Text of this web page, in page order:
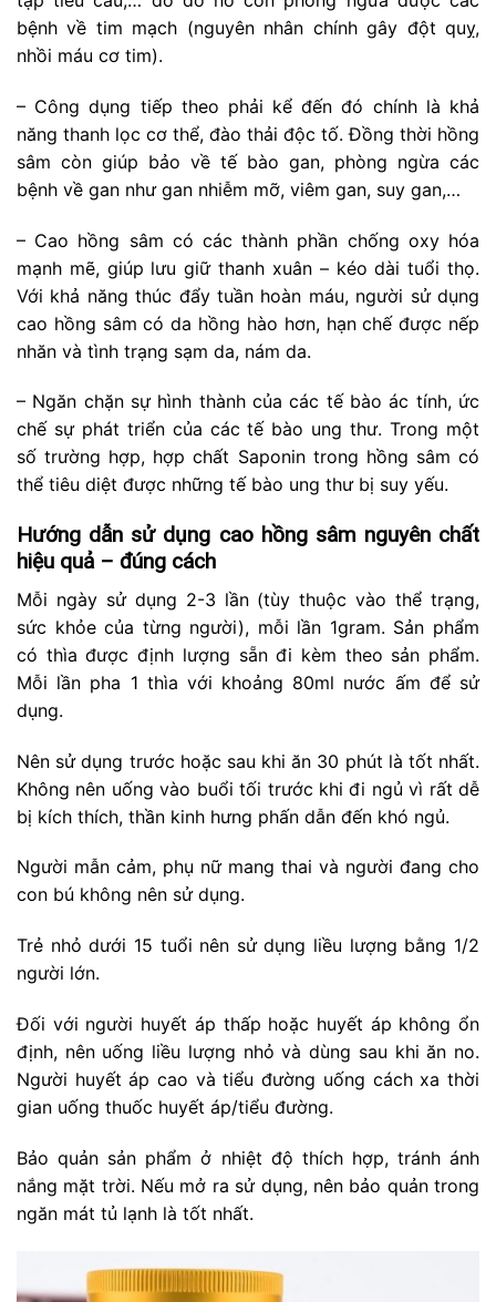
bệnh về tim mạch (nguyên nhân chính gây đột quỵ,
nhồi máu cơ tim).
– Công dụng tiếp theo phải kể đến đó chính là khả
năng thanh lọc cơ thể, đào thải độc tố. Đồng thời hồng
sâm còn giúp bảo về tế bào gan, phòng ngừa các
bệnh về gan như gan nhiễm mỡ, viêm gan, suy gan,…
– Cao hồng sâm có các thành phần chống oxy hóa
mạnh mẽ, giúp lưu giữ thanh xuân – kéo dài tuổi thọ.
Với khả năng thúc đẩy tuần hoàn máu, người sử dụng
cao hồng sâm có da hồng hào hơn, hạn chế được nếp
nhăn và tình trạng sạm da, nám da.
– Ngăn chặn sự hình thành của các tế bào ác tính, ức
chế sự phát triển của các tế bào ung thư. Trong một
số trường hợp, hợp chất Saponin trong hồng sâm có
thể tiêu diệt được những tế bào ung thư bị suy yếu.
Hướng dẫn sử dụng cao hồng sâm nguyên chất
hiệu quả – đúng cách
Mỗi ngày sử dụng 2-3 lần (tùy thuộc vào thể trạng,
sức khỏe của từng người), mỗi lần 1gram. Sản phẩm
có thìa được định lượng sẵn đi kèm theo sản phẩm.
Mỗi lần pha 1 thìa với khoảng 80ml nước ấm để sử
dụng.
Nên sử dụng trước hoặc sau khi ăn 30 phút là tốt nhất.
Không nên uống vào buổi tối trước khi đi ngủ vì rất dễ
bị kích thích, thần kinh hưng phấn dẫn đến khó ngủ.
Người mẫn cảm, phụ nữ mang thai và người đang cho
con bú không nên sử dụng.
Trẻ nhỏ dưới 15 tuổi nên sử dụng liều lượng bằng 1/2
người lớn.
Đối với người huyết áp thấp hoặc huyết áp không ổn
định, nên uống liều lượng nhỏ và dùng sau khi ăn no.
Người huyết áp cao và tiểu đường uống cách xa thời
gian uống thuốc huyết áp/tiểu đường.
Bảo quản sản phẩm ở nhiệt độ thích hợp, tránh ánh
nắng mặt trời. Nếu mở ra sử dụng, nên bảo quản trong
ngăn mát tủ lạnh là tốt nhất.